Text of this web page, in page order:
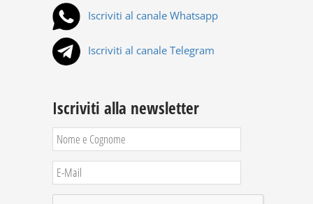
Iscriviti al canale Whatsapp
Iscriviti al canale Telegram
Iscriviti alla newsletter